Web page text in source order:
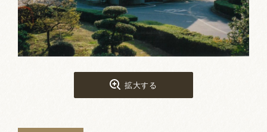
NANTO Wiki
市内団体の方
拡大する